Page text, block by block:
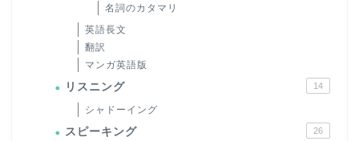
名詞のカタマリ
英語長文
翻訳
マンガ英語版
リスニング 14
シャドーイング
スピーキング 26